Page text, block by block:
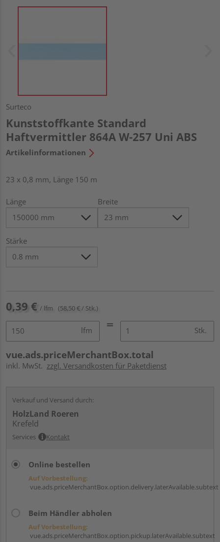
Surteco
Kunststoffkante Standard
Haftvermittler 864A W-257 Uni ABS
Artikelinformationen
23 x 0,8 mm, Länge 150 m
Länge Breite
Stärke
0,39 € / lfm (58,50 € / Stk.)
lfm Stk.
vue.ads.priceMerchantBox.total
inkl. MwSt. zzgl. Versandkosten für Paketdienst
Verkauf und Versand durch:
HolzLand Roeren
Krefeld
Services Kontakt
Online bestellen
Auf Vorbestellung:
vue.ads.priceMerchantBox.option.delivery.laterAvailable.subtext
Beim Händler abholen
Auf Vorbestellung:
vue.ads.priceMerchantBox.option.pickup.laterAvailable.subtext